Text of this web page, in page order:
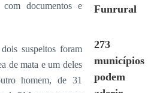
documentos e
suspeitos foram
de mata e um deles
homem, de 31
Funrural
273
municípios
podem